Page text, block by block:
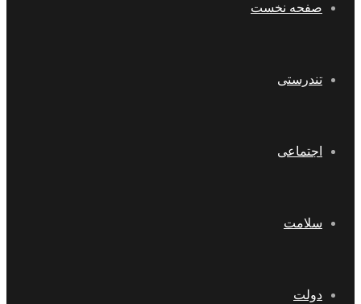
صفحه نخست
تندرستی
اجتماعی
سلامت
دولت